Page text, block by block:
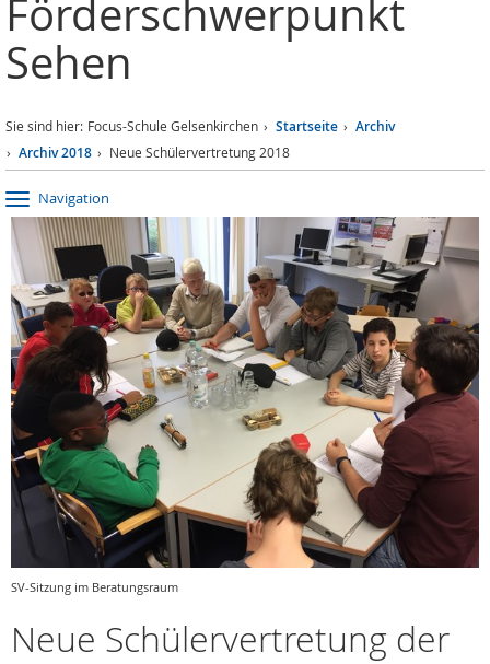
Förderschwerpunkt
Sehen
Sie sind hier: Focus-Schule Gelsenkirchen Startseite
Archiv
Archiv 2018
Neue Schülervertretung 2018
Navigation
SV-Sitzung im Beratungsraum
Neue Schülervertretung der